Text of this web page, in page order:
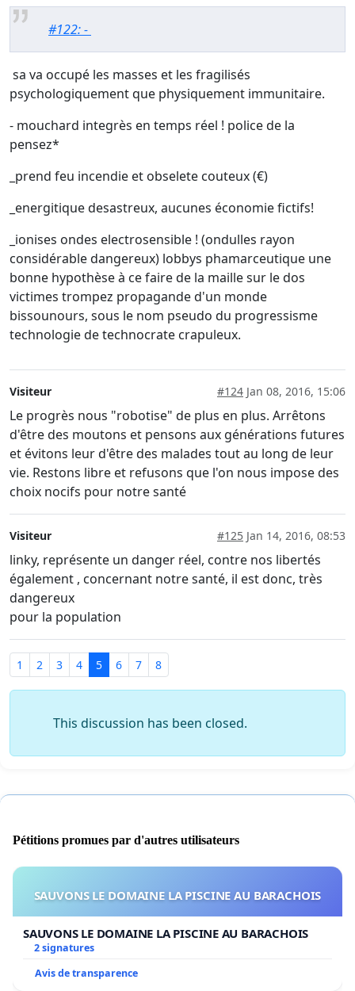
#122: -
sa va occupé les masses et les fragilisés
psychologiquement que physiquement immunitaire.
- mouchard integrès en temps réel ! police de la
pensez*
_prend feu incendie et obselete couteux (€)
_energitique desastreux, aucunes économie fictifs!
_ionises ondes electrosensible ! (ondulles rayon
considérable dangereux) lobbys phamarceutique une
bonne hypothèse à ce faire de la maille sur le dos
victimes trompez propagande d'un monde
bissounours, sous le nom pseudo du progressisme
technologie de technocrate crapuleux.
Visiteur #124 Jan 08, 2016, 15:06
Le progrès nous "robotise" de plus en plus. Arrêtons
d'être des moutons et pensons aux générations futures
et évitons leur d'être des malades tout au long de leur
vie. Restons libre et refusons que l'on nous impose des
choix nocifs pour notre santé
Visiteur #125 Jan 14, 2016, 08:53
linky, représente un danger réel, contre nos libertés
également , concernant notre santé, il est donc, très
dangereux
pour la population
1 2 3 4 5 6 7 8
This discussion has been closed.
Pétitions promues par d'autres utilisateurs
SAUVONS LE DOMAINE LA PISCINE AU BARACHOIS
SAUVONS LE DOMAINE LA PISCINE AU BARACHOIS
2 signatures
Avis de transparence